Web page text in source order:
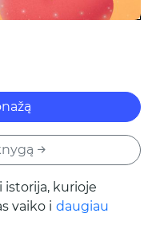
istorija, kurioje
vaiko ir jodaugiau